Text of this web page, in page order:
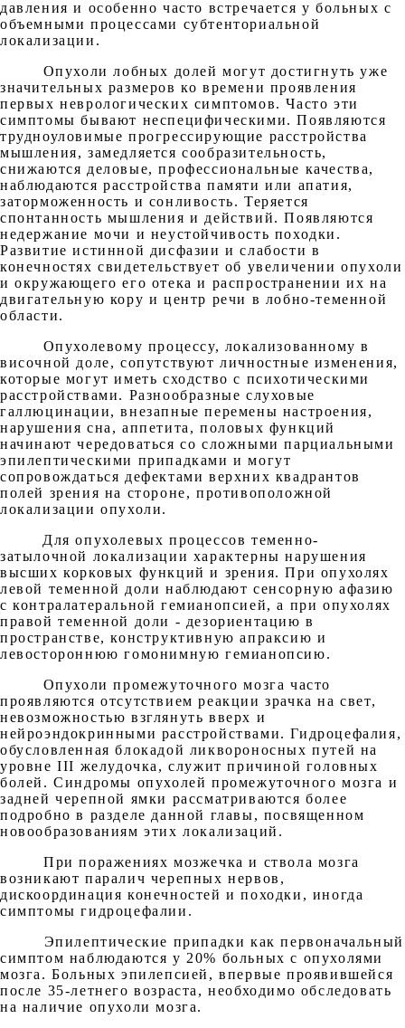
давления и особенно часто встречается у больных с
объемными процессами субтенториальной
локализации.
Опухоли лобных долей могут достигнуть уже
значительных размеров ко времени проявления
первых неврологических симптомов. Часто эти
симптомы бывают неспецифическими. Появляются
трудноуловимые прогрессирующие расстройства
мышления, замедляется сообразительность,
снижаются деловые, профессиональные качества,
наблюдаются расстройства памяти или апатия,
заторможенность и сонливость. Теряется
спонтанность мышления и действий. Появляются
недержание мочи и неустойчивость походки.
Развитие истинной дисфазии и слабости в
конечностях свидетельствует об увеличении опухоли
и окружающего его отека и распространении их на
двигательную кору и центр речи в лобно-теменной
области.
Опухолевому процессу, локализованному в
височной доле, сопутствуют личностные изменения,
которые могут иметь сходство с психотическими
расстройствами. Разнообразные слуховые
галлюцинации, внезапные перемены настроения,
нарушения сна, аппетита, половых функций
начинают чередоваться со сложными парциальными
эпилептическими припадками и могут
сопровождаться дефектами верхних квадрантов
полей зрения на стороне, противоположной
локализации опухоли.
Для опухолевых процессов теменно-
затылочной локализации характерны нарушения
высших корковых функций и зрения. При опухолях
левой теменной доли наблюдают сенсорную афазию
с контралатеральной гемианопсией, а при опухолях
правой теменной доли - дезориентацию в
пространстве, конструктивную апраксию и
левостороннюю гомонимную гемианопсию.
Опухоли промежуточного мозга часто
проявляются отсутствием реакции зрачка на свет,
невозможностью взглянуть вверх и
нейроэндокринными расстройствами. Гидроцефалия,
обусловленная блокадой ликвороносных путей на
уровне III желудочка, служит причиной головных
болей. Синдромы опухолей промежуточного мозга и
задней черепной ямки рассматриваются более
подробно в разделе данной главы, посвященном
новообразованиям этих локализаций.
При поражениях мозжечка и ствола мозга
возникают паралич черепных нервов,
дискоординация конечностей и походки, иногда
симптомы гидроцефалии.
Эпилептические припадки как первоначальный
симптом наблюдаются у 20% больных с опухолями
мозга. Больных эпилепсией, впервые проявившейся
после 35-летнего возраста, необходимо обследовать
на наличие опухоли мозга.